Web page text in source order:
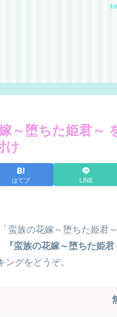
～堕ちた姫君～
け
はてブ LINE
蛮族の花嫁～堕ちた姫君
『蛮族の花嫁～堕ちた姫
グをどうぞ。